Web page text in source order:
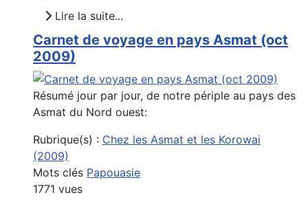
Lire la suite...
Carnet de voyage en pays Asmat (oct
2009)
Résumé jour par jour, de notre périple au pays des
Asmat du Nord ouest:
Rubrique(s) : Chez les Asmat et les Korowai
(2009)
Mots clés Papouasie
1771 vues